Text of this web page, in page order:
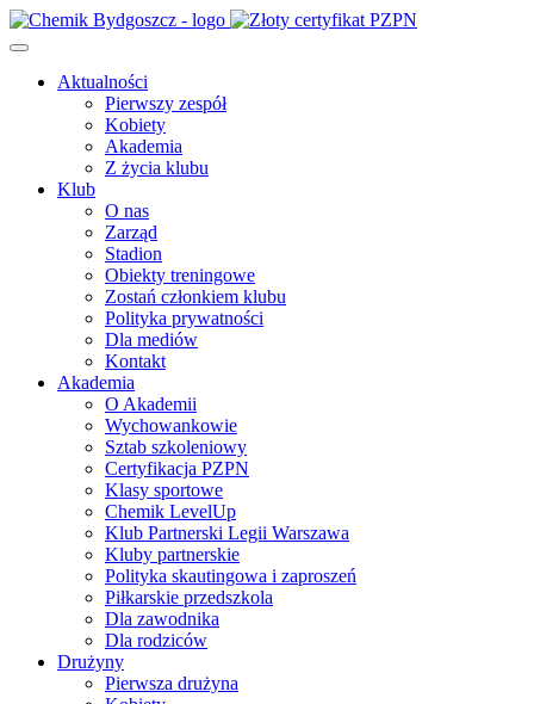
Aktualności
Pierwszy zespół
Kobiety
Akademia
Z życia klubu
Klub
O nas
Zarząd
Stadion
Obiekty treningowe
Zostań członkiem klubu
Polityka prywatności
Dla mediów
Kontakt
Akademia
O Akademii
Wychowankowie
Sztab szkoleniowy
Certyfikacja PZPN
Klasy sportowe
Chemik LevelUp
Klub Partnerski Legii Warszawa
Kluby partnerskie
Polityka skautingowa i zaproszeń
Piłkarskie przedszkola
Dla zawodnika
Dla rodziców
Drużyny
Pierwsza drużyna